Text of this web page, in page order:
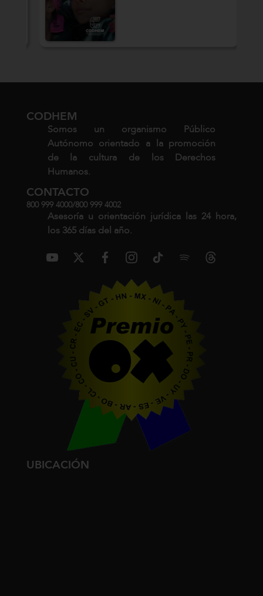
CODHEM
Somos un organismo Público
Autónomo orientado a la promoción
de la cultura de los Derechos
Humanos.
CONTACTO
800 999 4000/800 999 4002
Asesoría u orientación jurídica las 24 hora,
los 365 días del año.
UBICACIÓN